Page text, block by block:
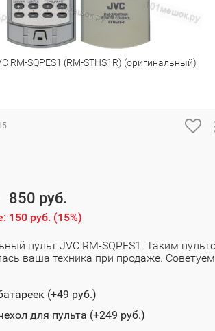
RM-SQPES1 (RM-STHS1R) (оригинальный)
850 руб.
150 руб. (15%)
пульт JVC RM-SQPES1. Таким
ваша техника при продаже. Советуем
(+49 руб.)
для пульта (+249 руб.)